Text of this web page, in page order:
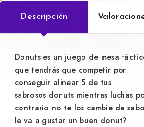
Descripción
Donuts es un juego de mesa
que tendrás que competir por
conseguir alinear 5 de tus
sabrosos donuts mientras luchas
contrario no te los cambie de
le va a gustar un buen donut?